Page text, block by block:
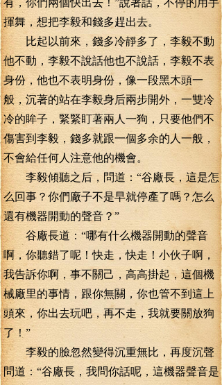
有，你們兩個快出去！”說著話，不停的用手
揮舞，想把李毅和錢多趕出去。
比起以前來，錢多冷靜多了，李毅不動
他不動，李毅不說話他也不說話，李毅不表
身份，他也不表明身份，像一段黑木頭一
般，沉著的站在李毅身后兩步開外，一雙冷
冷的眸子，緊緊盯著兩人一狗，只要他們不
傷害到李毅，錢多就跟一個多余的人一般，
不會給任何人注意他的機會。
李毅傾聽之后，問道：“谷廠長，這是怎
么回事？你們廠子不是早就停產了嗎？怎么
還有機器開動的聲音？”
谷廠長道：“哪有什么機器開動的聲音
啊，你聽錯了呢！快走，快走！小伙子啊，
我告訴你啊，事不關己，高高掛起，這個機
械廠里的事情，跟你無關，你也管不到這上
頭來，你出去玩吧，再不走，我就要關放狗
了！”
李毅的臉忽然變得沉重無比，再度沉聲
問道：“谷廠長，我問你話呢，這機器聲音是